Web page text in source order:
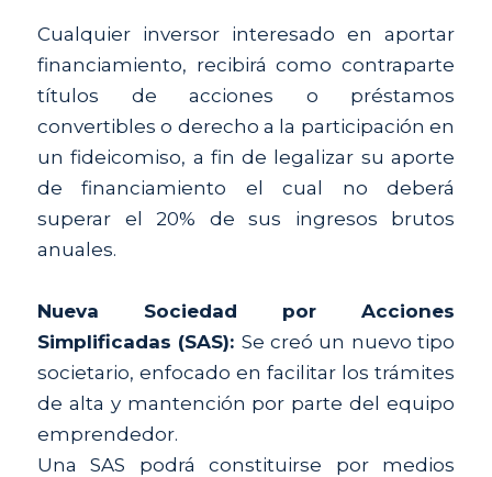
Cualquier inversor interesado en aportar
financiamiento, recibirá como contraparte
títulos de acciones o préstamos
convertibles o derecho a la participación en
un fideicomiso, a fin de legalizar su aporte
de financiamiento el cual no deberá
superar el 20% de sus ingresos brutos
anuales.
Nueva Sociedad por Acciones
Simplificadas (SAS): Se creó un nuevo tipo
societario, enfocado en facilitar los trámites
de alta y mantención por parte del equipo
emprendedor.
Una SAS podrá constituirse por medios